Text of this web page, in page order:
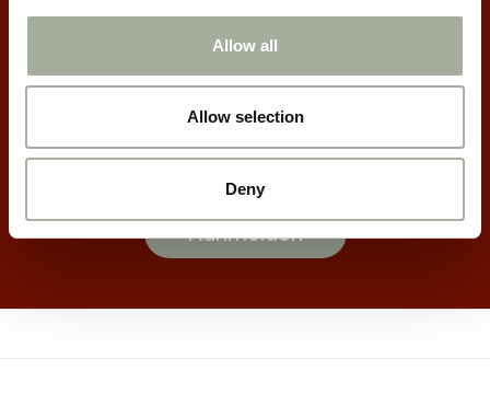
Allow all
Allow selection
Deny
en nieuws meer!
Meld je aan voor onze nieuwsbrief: